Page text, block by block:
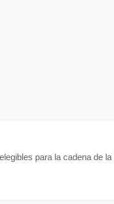
para la cadena de la